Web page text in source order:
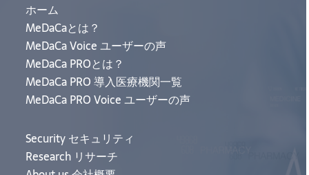
ホーム
MeDaCaとは？
MeDaCa Voice ユーザーの声
MeDaCa PROとは？
MeDaCa PRO 導入医療機関一覧
MeDaCa PRO Voice ユーザーの声
Security セキュリティ
Research リサーチ